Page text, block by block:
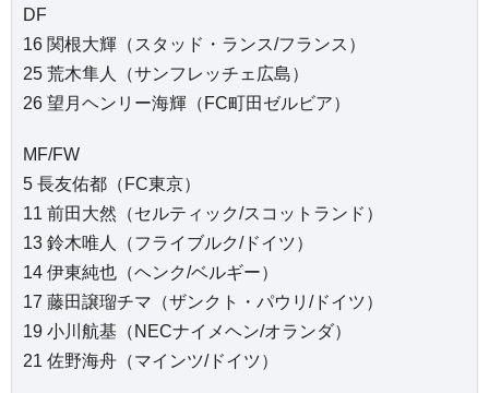
DF
16 関根大輝（スタッド・ランス/フランス）
25 荒木隼人（サンフレッチェ広島）
26 望月ヘンリー海輝（FC町田ゼルビア）
MF/FW
5 長友佑都（FC東京）
11 前田大然（セルティック/スコットランド）
13 鈴木唯人（フライブルク/ドイツ）
14 伊東純也（ヘンク/ベルギー）
17 藤田譲瑠チマ（ザンクト・パウリ/ドイツ）
19 小川航基（NECナイメヘン/オランダ）
21 佐野海舟（マインツ/ドイツ）